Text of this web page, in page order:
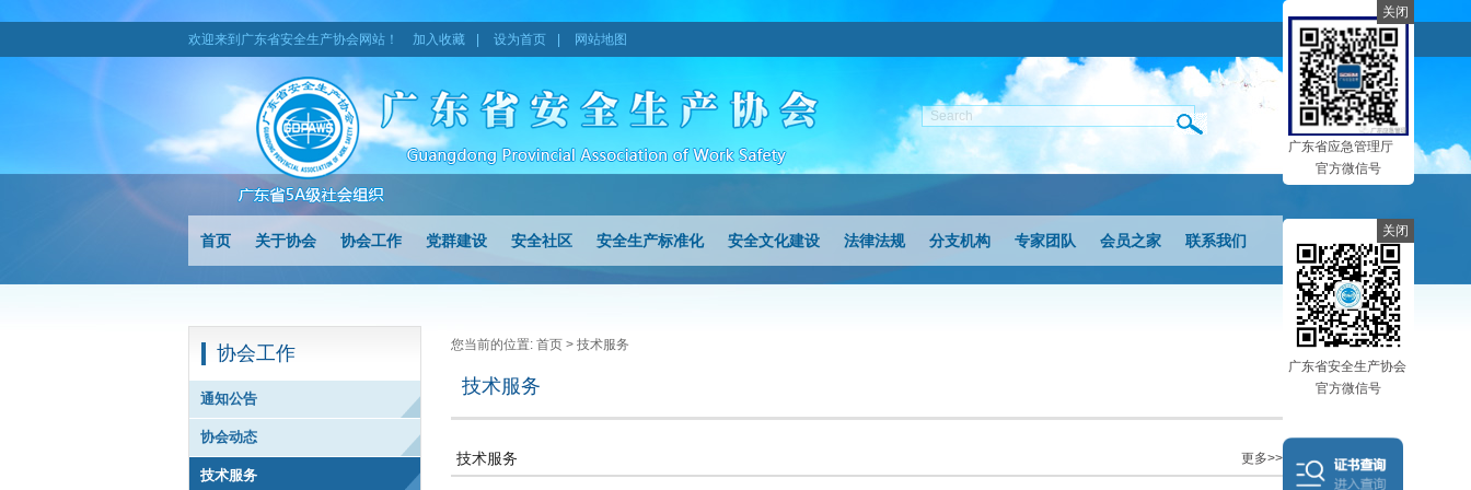
欢迎来到广东省安全生产协会网站！ 加入收藏 设为首页 网站地图
首页 关于协会 协会工作 党群建设 安全社区 安全生产标准化 安全文化建设 法律法规 分支机构 专家团队 会员之家 联系我们
协会工作
通知公告
协会动态
技术服务
您当前的位置: 首页 > 技术服务
技术服务
技术服务 更多>>
广东省应急管理厅
官方微信号
关闭
广东省安全生产协会
官方微信号
关闭